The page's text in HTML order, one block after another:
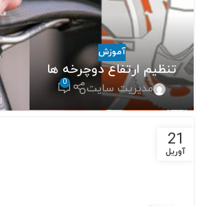
آموزش
تنظیم ارتفاع دوچرخه ها
مدیریت سایت 0
21
آوریل